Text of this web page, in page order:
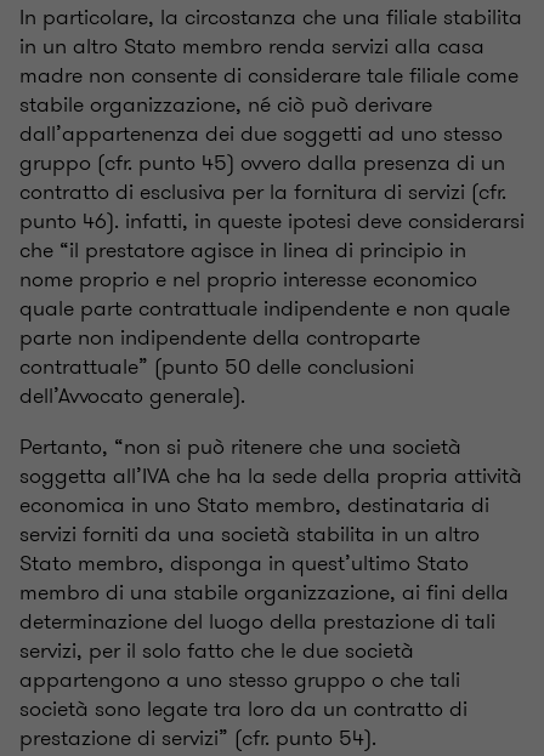
In particolare, la circostanza che una filiale stabilita
in un altro Stato membro renda servizi alla casa
madre non consente di considerare tale filiale come
stabile organizzazione, né ciò può derivare
dall’appartenenza dei due soggetti ad uno stesso
gruppo (cfr. punto 45) ovvero dalla presenza di un
contratto di esclusiva per la fornitura di servizi (cfr.
punto 46). infatti, in queste ipotesi deve considerarsi
che “il prestatore agisce in linea di principio in
nome proprio e nel proprio interesse economico
quale parte contrattuale indipendente e non quale
parte non indipendente della controparte
contrattuale” (punto 50 delle conclusioni
dell’Avvocato generale).
Pertanto, “non si può ritenere che una società
soggetta all’IVA che ha la sede della propria attività
economica in uno Stato membro, destinataria di
servizi forniti da una società stabilita in un altro
Stato membro, disponga in quest’ultimo Stato
membro di una stabile organizzazione, ai fini della
determinazione del luogo della prestazione di tali
servizi, per il solo fatto che le due società
appartengono a uno stesso gruppo o che tali
società sono legate tra loro da un contratto di
prestazione di servizi” (cfr. punto 54).